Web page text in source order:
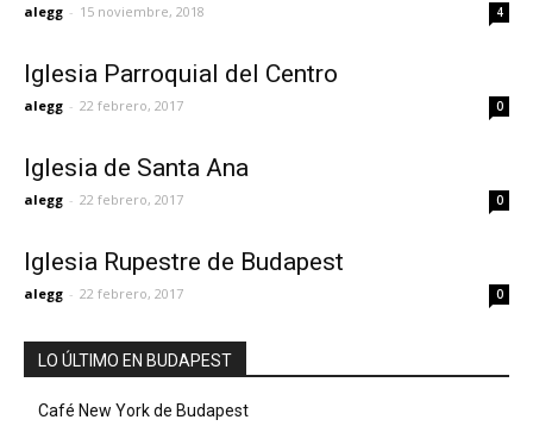
alegg - 15 noviembre, 2018 4
Iglesia Parroquial del Centro
alegg - 22 febrero, 2017 0
Iglesia de Santa Ana
alegg - 22 febrero, 2017 0
Iglesia Rupestre de Budapest
alegg - 22 febrero, 2017 0
LO ÚLTIMO EN BUDAPEST
Café New York de Budapest